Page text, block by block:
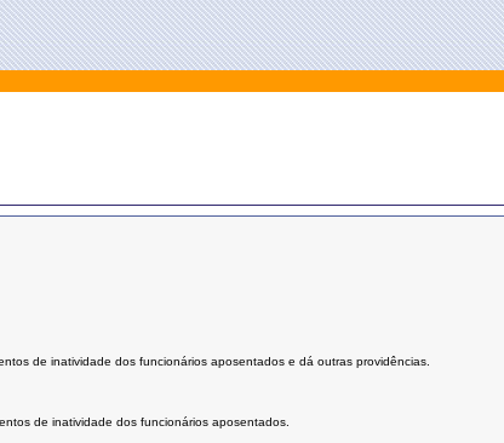
de inatividade dos funcionários aposentados e dá outras providências.
de inatividade dos funcionários aposentados.